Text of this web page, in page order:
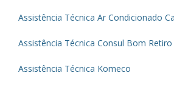
Assistência Técnica Ar Condicionado
Assistência Técnica Consul Bom Retiro
Assistência Técnica Komeco